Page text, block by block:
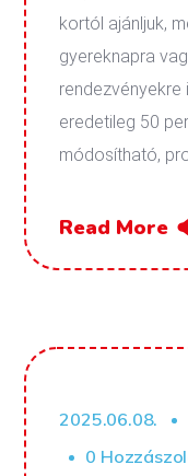
kortól ajánljuk,
gyereknapra
rendezvényekre
eredetileg 50
módosítható,
Read More
2025.06.08.
0